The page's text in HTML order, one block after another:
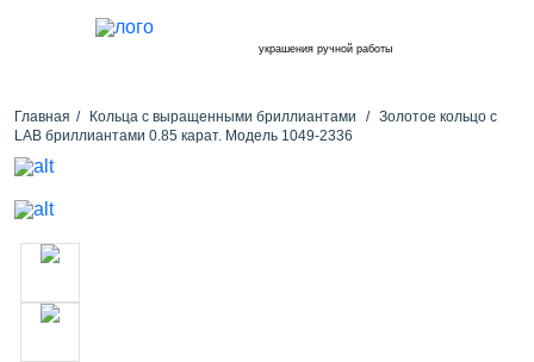
украшения ручной работы
Главная Кольца с выращенными бриллиантами
Золотое кольцо с
LAB бриллиантами 0.85 карат. Модель 1049-2336